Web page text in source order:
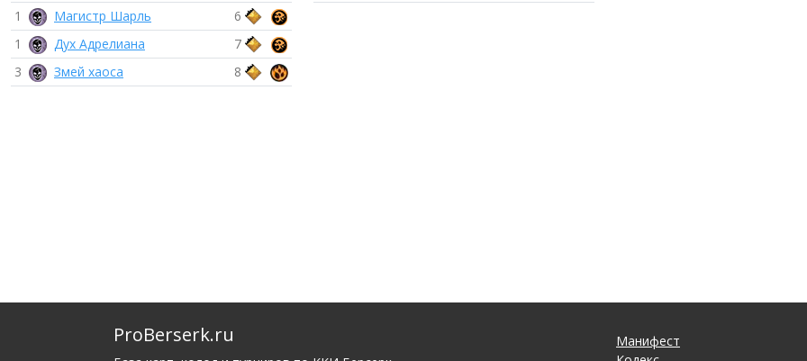
1
Магистр Шарль
6
1
Дух Адрелиана
7
3
Змей хаоса 8
ProBerserk.ru
Манифест